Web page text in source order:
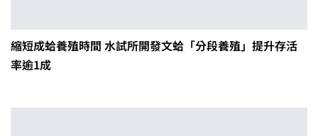
縮短成蛤養殖時間 水試所開發文蛤「分段養殖」提升存活
率逾1成